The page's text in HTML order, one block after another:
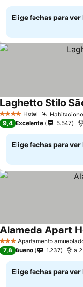
Elige fechas para
4 EstrellasHotel
Laghetto Stilo
9,4 Excelente 5.547
Elige fechas para
3 EstrellasApartamento
Alameda Apart
7,8 Bueno 1.237 a
Elige fechas para